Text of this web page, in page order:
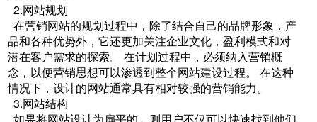
2.网站规划
在营销网站的规划过程中，除了结合自己的品牌形象，产
品和各种优势外，它还更加关注企业文化，盈利模式和对
潜在客户需求的探索。 在计划过程中，必须纳入营销概
念，以便营销思想可以渗透到整个网站建设过程。 在这种
情况下，设计的网站通常具有相对较强的营销能力。
3.网站结构